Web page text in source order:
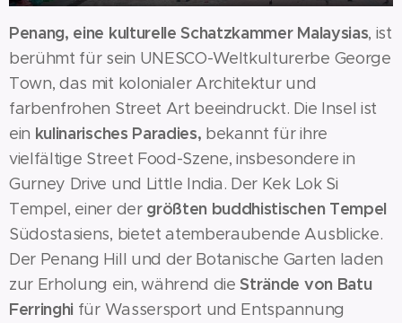
Penang, eine kulturelle Schatzkammer Malaysias, ist
berühmt für sein UNESCO-Weltkulturerbe George
Town, das mit kolonialer Architektur und
farbenfrohen Street Art beeindruckt. Die Insel ist
ein kulinarisches Paradies, bekannt für ihre
vielfältige Street Food-Szene, insbesondere in
Gurney Drive und Little India. Der Kek Lok Si
Tempel, einer der größten buddhistischen Tempel
Südostasiens, bietet atemberaubende Ausblicke.
Der Penang Hill und der Botanische Garten laden
zur Erholung ein, während dieStrände von Batu
Ferringhi für Wassersport und Entspannung